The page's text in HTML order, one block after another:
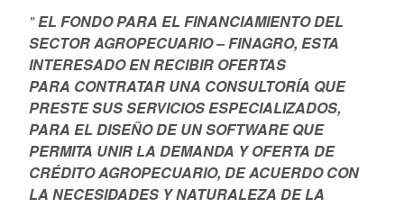
"EL FONDO PARA EL FINANCIAMIENTO DEL
SECTOR AGROPECUARIO – FINAGRO, ESTA
INTERESADO EN RECIBIR OFERTAS
PARA CONTRATAR UNA CONSULTORÍA QUE
PRESTE SUS SERVICIOS ESPECIALIZADOS,
PARA EL DISEÑO DE UN SOFTWARE QUE
PERMITA UNIR LA DEMANDA Y OFERTA DE
CRÉDITO AGROPECUARIO, DE ACUERDO CON
LA NECESIDADES Y NATURALEZA DE LA